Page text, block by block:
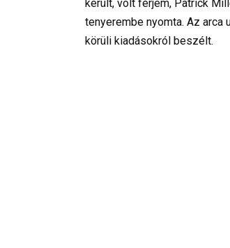
került, volt férjem, Patrick
tenyerembe nyomta. Az arca
körüli kiadásokról beszélt.